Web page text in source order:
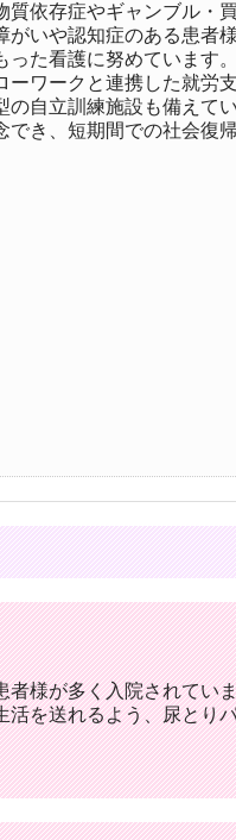
質依存症やギャンブル・
がいや認知症のある患者
た看護に努めています。
ーワークと連携した就労
自立訓練施設も備えてい
でき、短期間での社会復
者様が多く入院されてい
活を送れるよう、尿とり